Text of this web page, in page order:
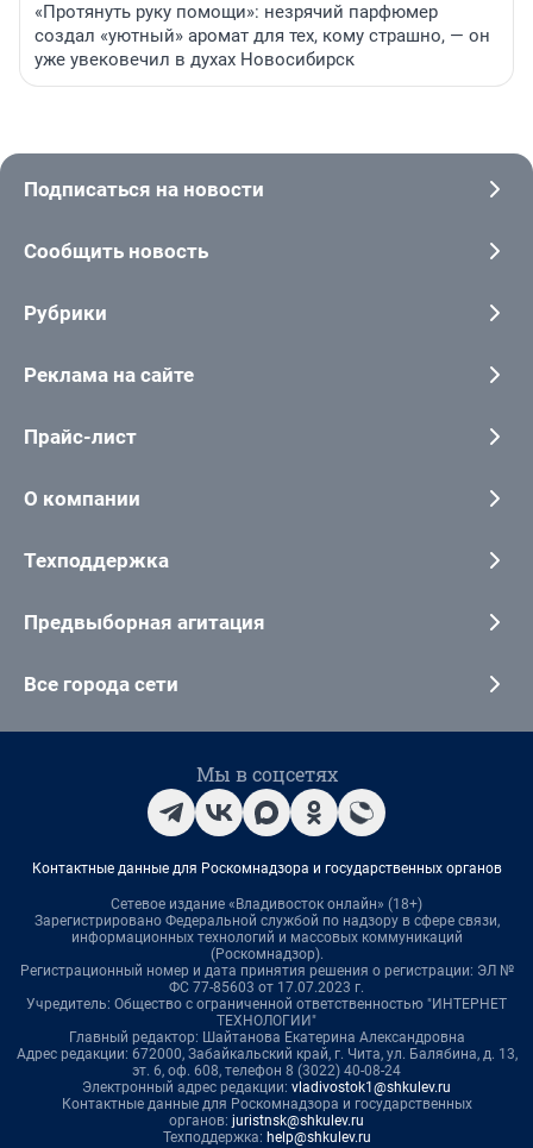
«Протянуть руку помощи»: незрячий парфюмер
создал «уютный» аромат для тех, кому страшно, — он
уже увековечил в духах Новосибирск
Подписаться на новости
Сообщить новость
Рубрики
Реклама на сайте
Прайс-лист
О компании
Техподдержка
Предвыборная агитация
Все города сети
Мы в соцсетях
Контактные данные для Роскомнадзора и государственных органов
Сетевое издание «Владивосток онлайн» (18+)
Зарегистрировано Федеральной службой по надзору в сфере связи,
информационных технологий и массовых коммуникаций
(Роскомнадзор).
Регистрационный номер и дата принятия решения о регистрации: ЭЛ №
ФС 77-85603 от 17.07.2023 г.
Учредитель: Общество с ограниченной ответственностью "ИНТЕРНЕТ
ТЕХНОЛОГИИ"
Главный редактор: Шайтанова Екатерина Александровна
Адрес редакции: 672000, Забайкальский край, г. Чита, ул. Балябина, д. 13,
эт. 6, оф. 608, телефон 8 (3022) 40-08-24
Электронный адрес редакции: vladivostok1@shkulev.ru
Контактные данные для Роскомнадзора и государственных
органов: juristnsk@shkulev.ru
Техподдержка: help@shkulev.ru